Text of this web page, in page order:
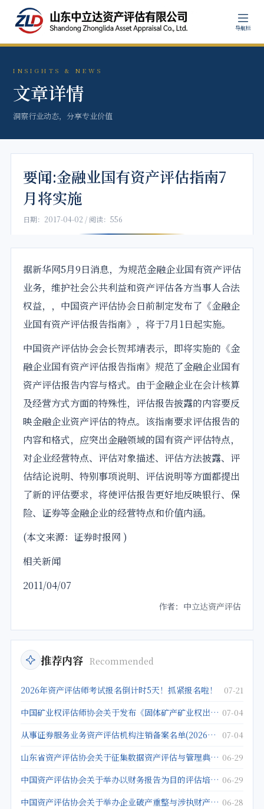
导航栏
INSIGHTS & NEWS
文章详情
洞察行业动态，分享专业价值
要闻:金融业国有资产评估指南7
月将实施
日期：2017-04-02 / 阅读：556
据新华网5月9日消息，为规范金融企业国有资产评估
业务，维护社会公共利益和资产评估各方当事人合法
权益，，中国资产评估协会日前制定发布了《金融企
业国有资产评估报告指南》，将于7月1日起实施。
中国资产评估协会会长贺邦靖表示，即将实施的《金
融企业国有资产评估报告指南》规范了金融企业国有
资产评估报告内容与格式。由于金融企业在会计核算
及经营方式方面的特殊性，评估报告披露的内容要反
映金融企业资产评估的特点。该指南要求评估报告的
内容和格式，应突出金融领域的国有资产评估特点，
对企业经营特点、评估对象描述、评估方法披露、评
估结论说明、特别事项说明、评估说明等方面都提出
了新的评估要求，将使评估报告更好地反映银行、保
险、证券等金融企业的经营特点和价值内涵。
(本文来源：证券时报网 )
相关新闻
2011/04/07
作者：中立达资产评估
推荐内容 Recommended
2026年资产评估师考试报名倒计时5天！抓紧报名啦！ 07-21
中国矿业权评估师协会关于发布《固体矿产矿业权出让底价评估应用指南》的公告 07-04
从事证券服务业务资产评估机构注销备案名单(2026年5月25日) 07-04
山东省资产评估协会关于征集数据资产评估与管理典型案例的通知 06-29
中国资产评估协会关于举办以财务报告为目的评估培训班的通知 06-29
中国资产评估协会关于举办企业破产重整与涉执财产评估培训班的通知 06-28